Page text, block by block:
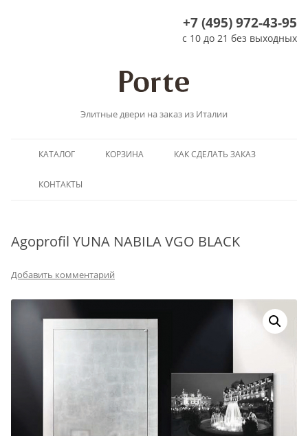
+7 (495) 972-43-95
с 10 до 21 без выходных
Элитные двери на заказ из Италии
КАТАЛОГ КОРЗИНА КАК СДЕЛАТЬ ЗАКАЗ
КОНТАКТЫ
Agoprofil YUNA NABILA VGO BLACK
Добавить комментарий